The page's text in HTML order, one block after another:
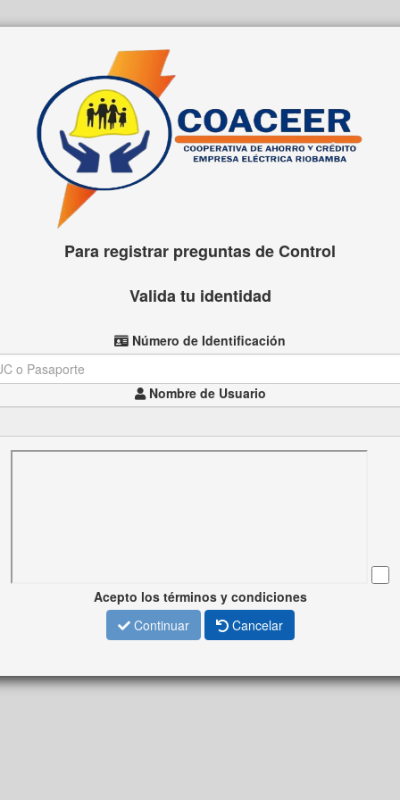
Para registrar preguntas de Control
Valida tu identidad
Número de Identificación
Nombre de Usuario
Acepto los términos y condiciones
Continuar
Cancelar